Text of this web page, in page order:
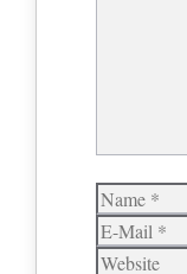
Name
E-
Mail
Website